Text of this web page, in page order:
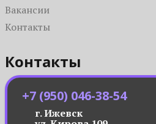
Вакансии
Контакты
Контакты
+7 (950) 046-38-54
г. Ижевск